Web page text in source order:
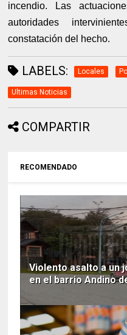
incendio. Las
autoridades
constatación del hecho.
LABELS: Locales
Ultimas Noticias
COMPARTIR
RECOMENDADO
Violento asalto a un
en el barrio Andino